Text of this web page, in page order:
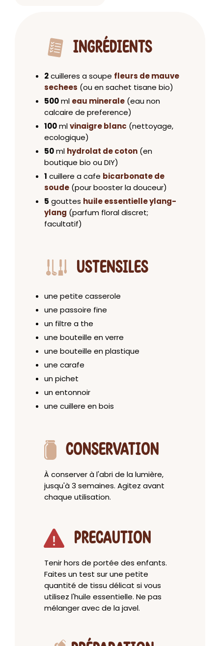
INGRÉDIENTS
2cuilleres a soupe fleurs de mauve
sechees (ou en sachet tisane bio)
500ml eau minerale (eau non
calcaire de preference)
100mlvinaigre blanc (nettoyage,
ecologique)
50ml hydrolat de coton (en
boutique bio ou DIY)
1 cuillere a cafe bicarbonate de
soude (pour booster la douceur)
5 gouttes huile essentielle ylang-
ylang (parfum floral discret;
facultatif)
USTENSILES
une petite casserole
une passoire fine
un filtre a the
une bouteille en verre
une bouteille en plastique
une carafe
un pichet
un entonnoir
une cuillere en bois
CONSERVATION
À conserver à l'abri de la lumière,
jusqu'à 3 semaines. Agitez avant
chaque utilisation.
PRECAUTION
Tenir hors de portée des enfants.
Faites un test sur une petite
quantité de tissu délicat si vous
utilisez l'huile essentielle. Ne pas
mélanger avec de la javel.